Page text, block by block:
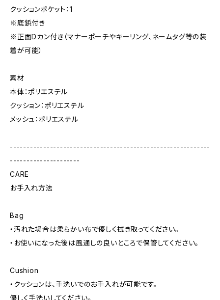
クッションポケット：1
※底鋲付き
※正面Dカン付き（マナーポーチやキーリング、ネームタグ等の装
着が可能）
素材
本体：ポリエステル
クッション：ポリエステル
メッシュ：ポリエステル
------------------------------------------------------------
---------------------
CARE
お手入れ方法
Bag
・汚れた場合は柔らかい布で優しく拭き取ってください。
・お使いになった後は風通しの良いところで保管してください。
Cushion
・クッションは、手洗いでのお手入れが可能です。
優しく手洗いしてください。